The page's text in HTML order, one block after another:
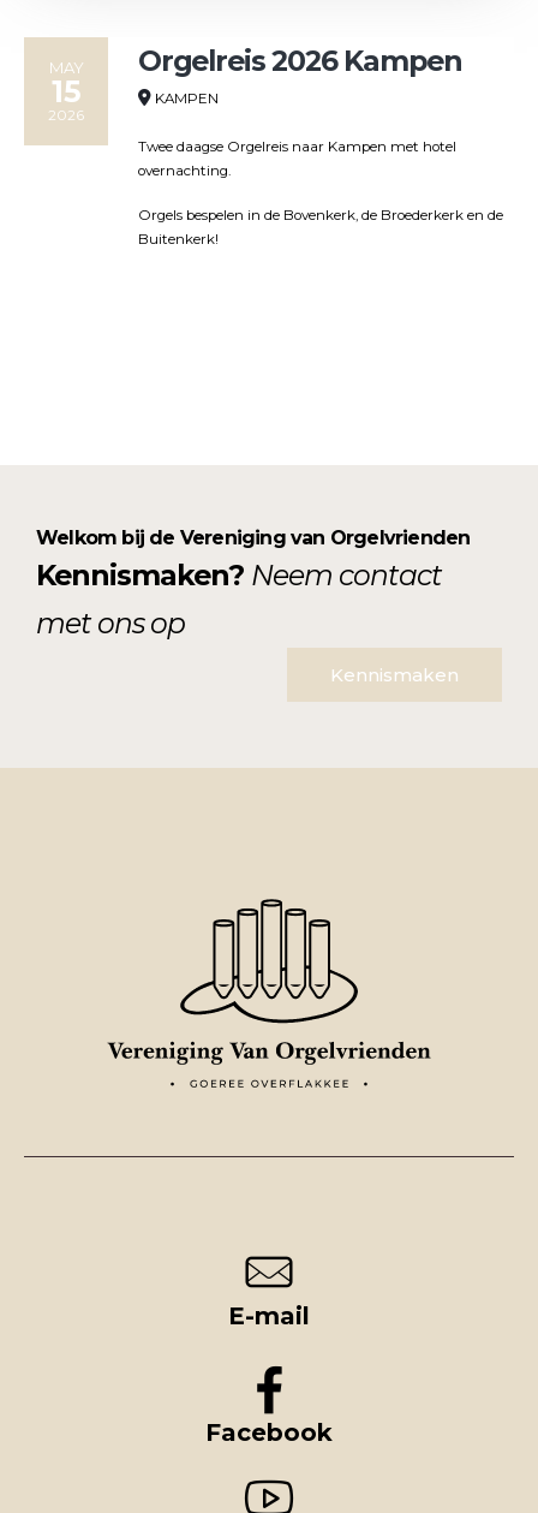
MAY
15
2026
Orgelreis 2026 Kampen
KAMPEN
Twee daagse Orgelreis naar Kampen met hotel
overnachting.
Orgels bespelen in de Bovenkerk, de Broederkerk en de
Buitenkerk!
Welkom bij de Vereniging van Orgelvrienden
Kennismaken? Neem contact
met ons op
Kennismaken
E-mail
Facebook